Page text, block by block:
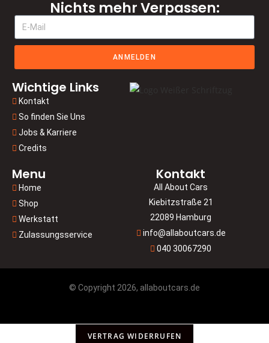
Nichts mehr Verpassen:
ANMELDEN
Wichtige Links
Kontakt
So finden Sie Uns
Jobs & Karriere
Credits
Menu
Home
Shop
Werkstatt
Zulassungsservice
Kontakt
All About Cars
Kiebitzstraße 21
22089 Hamburg
info@allaboutcars.de
040 30067290
© Copyright 2026, allaboutcars.de
VERTRAG WIDERRUFEN